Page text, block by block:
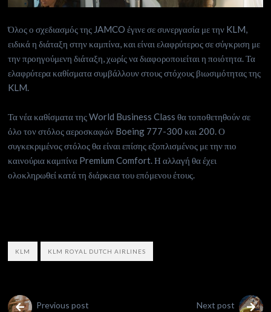
Όλος ο σχεδιασμός της JAMCO έγινε σε συνεργασία με την KLM,
ειδικά η διάταξη στην καμπίνα, και είναι ελαφρύτερος σε σύγκριση με
την προηγούμενη διάταξη, χωρίς να διαφοροποιείται η ποιότητα. Τα
ελαφρύτερα καθίσματα συμβάλλουν στους στόχους βιωσιμότητας της
KLM.
Τα νέα καθίσματα της World Business Class θα τοποθετηθούν σε
όλο τον στόλος αεροσκαφών Boeing 777-300 και 200. Ο
συγκεκριμένος στόλος θα είναι επίσης εξοπλισμένος με την πιο
καινούρια καμπίνα Premium Comfort. Η αλλαγή θα έχει
ολοκληρωθεί κατά τη διάρκεια του επόμενου έτους.
KLM KLM ROYAL DUTCH AIRLINES
Previous post Next post